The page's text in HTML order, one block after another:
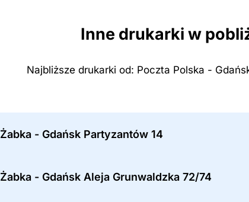
Inne drukarki w
Najbliższe drukarki od: Poczta Polska -
Żabka - Gdańsk Partyzantów 14
Żabka - Gdańsk Aleja Grunwaldzka 72/74